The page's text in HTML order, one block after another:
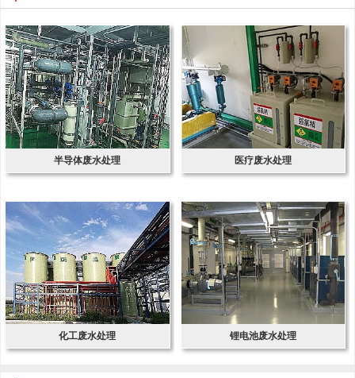
半导体废水处理 医疗废水处理
化工废水处理 锂电池废水处理